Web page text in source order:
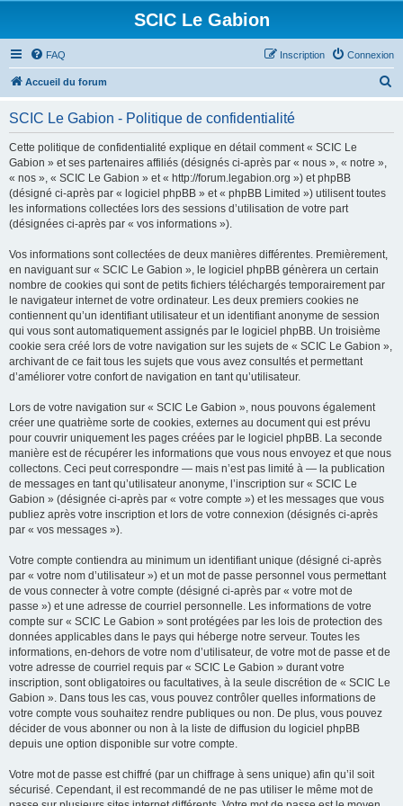
SCIC Le Gabion
FAQ Connexion
Inscription
Accueil du forum
SCIC Le Gabion - Politique de confidentialité
Cette politique de confidentialité explique en détail comment « SCIC Le
Gabion » et ses partenaires affiliés (désignés ci-après par « nous », « notre »,
« nos », « SCIC Le Gabion » et « http://forum.legabion.org ») et phpBB
(désigné ci-après par « logiciel phpBB » et « phpBB Limited ») utilisent toutes
les informations collectées lors des sessions d’utilisation de votre part
(désignées ci-après par « vos informations »).
Vos informations sont collectées de deux manières différentes. Premièrement,
en naviguant sur « SCIC Le Gabion », le logiciel phpBB génèrera un certain
nombre de cookies qui sont de petits fichiers téléchargés temporairement par
le navigateur internet de votre ordinateur. Les deux premiers cookies ne
contiennent qu’un identifiant utilisateur et un identifiant anonyme de session
qui vous sont automatiquement assignés par le logiciel phpBB. Un troisième
cookie sera créé lors de votre navigation sur les sujets de « SCIC Le Gabion »,
archivant de ce fait tous les sujets que vous avez consultés et permettant
d’améliorer votre confort de navigation en tant qu’utilisateur.
Lors de votre navigation sur « SCIC Le Gabion », nous pouvons également
créer une quatrième sorte de cookies, externes au document qui est prévu
pour couvrir uniquement les pages créées par le logiciel phpBB. La seconde
manière est de récupérer les informations que vous nous envoyez et que nous
collectons. Ceci peut correspondre — mais n’est pas limité à — la publication
de messages en tant qu’utilisateur anonyme, l’inscription sur « SCIC Le
Gabion » (désignée ci-après par « votre compte ») et les messages que vous
publiez après votre inscription et lors de votre connexion (désignés ci-après
par « vos messages »).
Votre compte contiendra au minimum un identifiant unique (désigné ci-après
par « votre nom d’utilisateur ») et un mot de passe personnel vous permettant
de vous connecter à votre compte (désigné ci-après par « votre mot de
passe ») et une adresse de courriel personnelle. Les informations de votre
compte sur « SCIC Le Gabion » sont protégées par les lois de protection des
données applicables dans le pays qui héberge notre serveur. Toutes les
informations, en-dehors de votre nom d’utilisateur, de votre mot de passe et de
votre adresse de courriel requis par « SCIC Le Gabion » durant votre
inscription, sont obligatoires ou facultatives, à la seule discrétion de « SCIC Le
Gabion ». Dans tous les cas, vous pouvez contrôler quelles informations de
votre compte vous souhaitez rendre publiques ou non. De plus, vous pouvez
décider de vous abonner ou non à la liste de diffusion du logiciel phpBB
depuis une option disponible sur votre compte.
Votre mot de passe est chiffré (par un chiffrage à sens unique) afin qu’il soit
sécurisé. Cependant, il est recommandé de ne pas utiliser le même mot de